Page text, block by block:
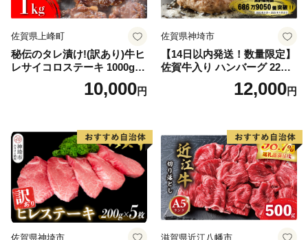
佐賀県上峰町
秘伝のタレ漬け!(訳あり)牛ヒ
レサイコロステーキ 1000g
10,000円
佐賀県神埼市
【14日以内発送！数量限定】
佐賀牛入り ハンバーグ 22個
2.6kg(120g×22個)【佐賀牛
黒毛和牛 ブランド牛 九州 ハ
気】(H083106)
12,000円
佐賀県神埼市 滋賀県近江八幡市